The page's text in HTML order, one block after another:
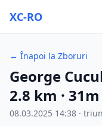
XC-RO
← Înapoi la Zboruri
George
2.8 km · 31m
08.03.2025 14:38 ·